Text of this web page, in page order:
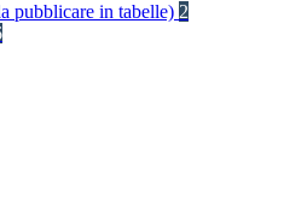
pubblicare in tabelle) 2